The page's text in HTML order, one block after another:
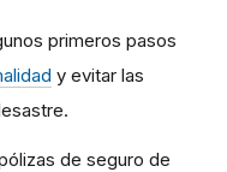
primeros pasos
y evitar las
de seguro de